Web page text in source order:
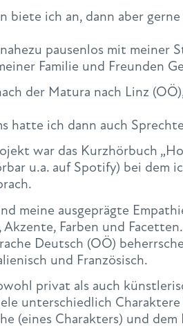
biete ich an, dann aber
pausenlos mit
Familie und Freunden
der Matura nach Linz
hatte ich dann auch
war das Kurzhörbuch
u.a. auf Spotify) bei dem
meine ausgeprägte
Farben und Facetten.
Deutsch (OÖ)
und Französisch.
privat als auch
unterschiedlich
(eines Charakters) und